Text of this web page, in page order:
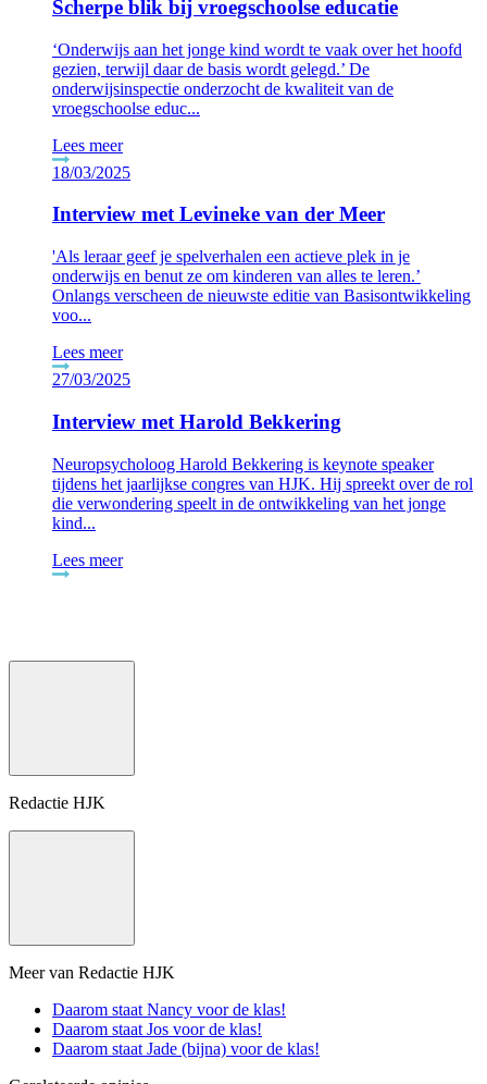
Scherpe blik bij vroegschoolse educatie
‘Onderwijs aan het jonge kind wordt te vaak over het hoofd
gezien, terwijl daar de basis wordt gelegd.’ De
onderwijsinspectie onderzocht de kwaliteit van de
vroegschoolse educ...
Lees meer
18/03/2025
Interview met Levineke van der Meer
'Als leraar geef je spelverhalen een actieve plek in je
onderwijs en benut ze om kinderen van alles te leren.’
Onlangs verscheen de nieuwste editie van Basisontwikkeling
voo...
Lees meer
27/03/2025
Interview met Harold Bekkering
Neuropsycholoog Harold Bekkering is keynote speaker
tijdens het jaarlijkse congres van HJK. Hij spreekt over de rol
die verwondering speelt in de ontwikkeling van het jonge
kind...
Lees meer
Redactie HJK
Meer van Redactie HJK
Daarom staat Nancy voor de klas!
Daarom staat Jos voor de klas!
Daarom staat Jade (bijna) voor de klas!